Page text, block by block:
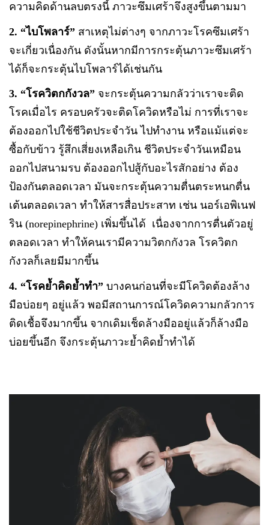
ความคิดด้านลบตรงนี้ ภาวะซึมเศร้าจึงสูงขึ้นตามมา
2. “ไบโพลาร์” สาเหตุไม่ต่างๆ จากภาวะโรคซึมเศร้า
จะเกี่ยวเนื่องกัน ดังนั้นหากมีการกระตุ้นภาวะซึมเศร้า
ได้ก็จะกระตุ้นไบโพลาร์ได้เช่นกัน
3. “โรควิตกกังวล” จะกระตุ้นความกลัวว่าเราจะติด
โรคเมื่อไร ครอบครัวจะติดโควิดหรือไม่ การที่เราจะ
ต้องออกไปใช้ชีวิตประจำวัน ไปทำงาน หรือแม้แต่จะ
ซื้อกับข้าว รู้สึกเสี่ยงเหลือเกิน ชีวิตประจำวันเหมือน
ออกไปสนามรบ ต้องออกไปสู้กับอะไรสักอย่าง ต้อง
ป้องกันตลอดเวลา มันจะกระตุ้นความตื่นตระหนกตื่น
เต้นตลอดเวลา ทำให้สารสื่อประสาท เช่น นอร์เอพิเนฟ
ริน (norepinephrine) เพิ่มขึ้นได้ เนื่องจากการตื่นตัวอยู่
ตลอดเวลา ทำให้คนเรามีความวิตกกังวล โรควิตก
กังวลก็เลยมีมากขึ้น
4. “โรคย้ำคิดย้ำทำ” บางคนก่อนที่จะมีโควิดต้องล้าง
มือบ่อยๆ อยู่แล้ว พอมีสถานการณ์โควิดความกลัวการ
ติดเชื้อจึงมากขึ้น จากเดิมเช็ดล้างมืออยู่แล้วก็ล้างมือ
บ่อยขึ้นอีก จึงกระตุ้นภาวะย้ำคิดย้ำทำได้